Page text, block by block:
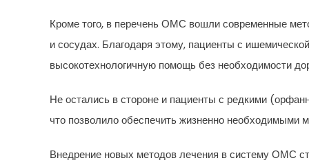
Кроме того, в перечень ОМС вошли современные
и сосудах. Благодаря этому, пациенты с
высокотехнологичную помощь без необходимости
Не остались в стороне и пациенты с редкими
что позволило обеспечить жизненно необходимыми
Внедрение новых методов лечения в систему ОМС